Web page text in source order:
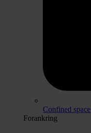
Confined space
Forankring